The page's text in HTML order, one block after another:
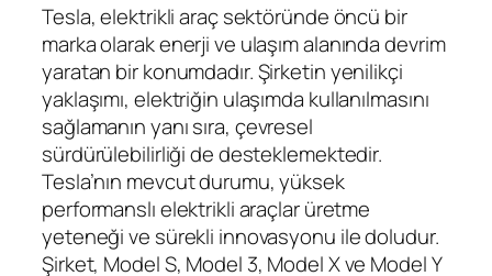
Tesla, elektrikli araç sektöründe öncü bir
marka olarak enerji ve ulaşım alanında devrim
yaratan bir konumdadır. Şirketin yenilikçi
yaklaşımı, elektriğin ulaşımda kullanılmasını
sağlamanın yanı sıra, çevresel
sürdürülebilirliği de desteklemektedir.
Tesla’nın mevcut durumu, yüksek
performanslı elektrikli araçlar üretme
yeteneği ve sürekli innovasyonu ile doludur.
Şirket, Model S, Model 3, Model X ve Model Y